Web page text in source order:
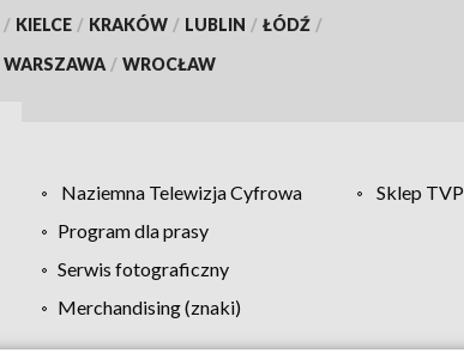
/ KIELCE / KRAKÓW / LUBLIN / ŁÓDŹ /
WARSZAWA / WROCŁAW
Naziemna Telewizja Cyfrowa
Sklep TVP
Program dla prasy
Serwis fotograficzny
Merchandising (znaki)